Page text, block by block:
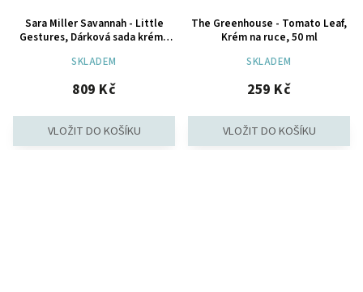
Sara Miller Savannah - Little
Gestures, Dárková sada krémů
SKLADEM
809 Kč
The Greenhouse - Tomato Leaf,
Krém na ruce, 50 ml
SKLADEM
259 Kč